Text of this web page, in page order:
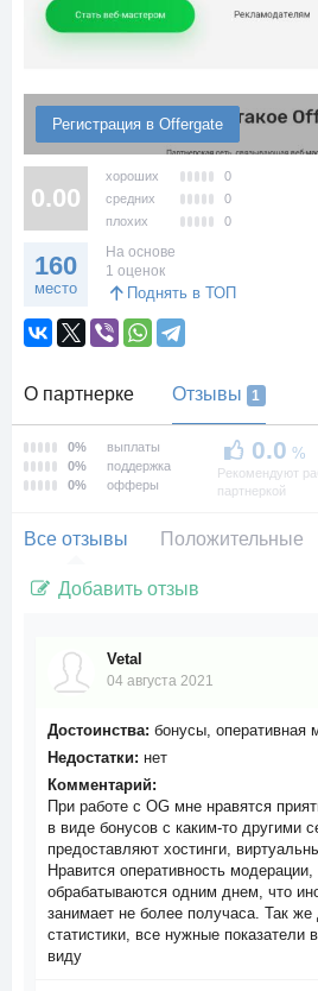
Регистрация в Offergate
0.00
хороших
0
средних
0
плохих
0
160
место
На основе
1 оценок
Поднять в ТОП
О партнерке Отзывы 1
0%
выплаты
0%
поддержка
0%
офферы
0.0 %
Рекомендуют
партнеркой
Все отзывы Положительные
Добавить отзыв
Vetal
04 августа 2021
Достоинства: бонусы, оперативная
Недостатки: нет
Комментарий:
При работе с OG мне нравятся
в виде бонусов с каким-то другими
предоставляют хостинги,
Нравится оперативность
обрабатываются одним днем, что
занимает не более получаса. Так
статистики, все нужные показатели
виду